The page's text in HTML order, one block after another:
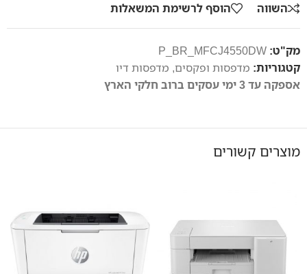
השווה הוסף לרשימת המשאלות
מק"ט: P_BR_MFCJ4550DW
קטגוריות: מדפסות ופקסים, מדפסות דיו
אספקה עד 3 ימי עסקים ברוב חלקי הארץ
מוצרים קשורים